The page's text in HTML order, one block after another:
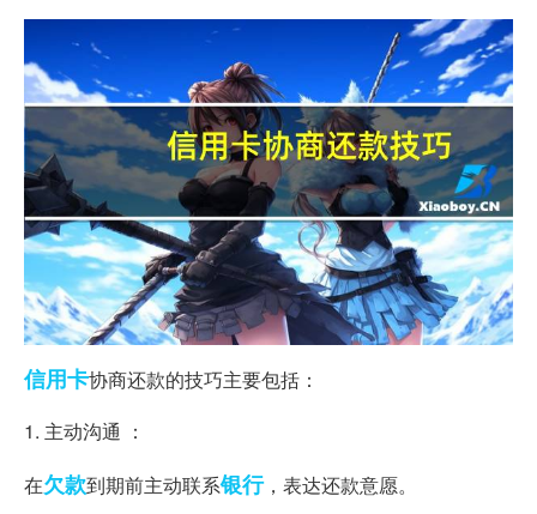
信用卡协商还款的技巧主要包括：
1. 主动沟通 ：
在欠款到期前主动联系银行，表达还款意愿。